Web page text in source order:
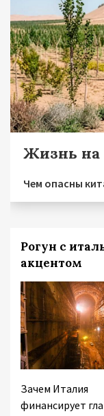
Жизнь на
Чем опасны
Рогун с
акцентом
Зачем Италия
финансирует